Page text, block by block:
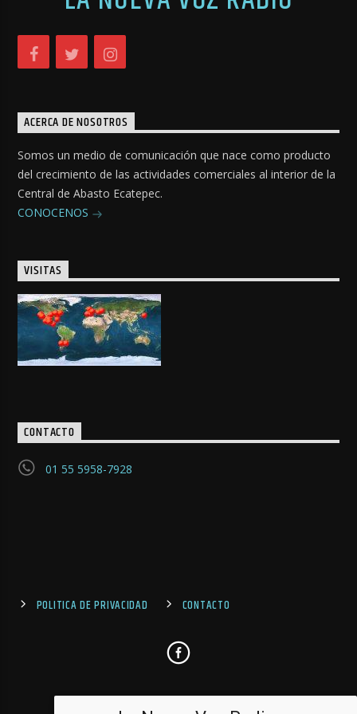
ACERCA DE NOSOTROS
Somos un medio de comunicación que nace como producto
del crecimiento de las actividades comerciales al interior de la
Central de Abasto Ecatepec.
CONOCENOS
VISITAS
CONTACTO
01 55 5958-7928
POLITICA DE PRIVACIDAD CONTACTO